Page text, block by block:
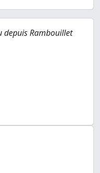
depuis Rambouillet